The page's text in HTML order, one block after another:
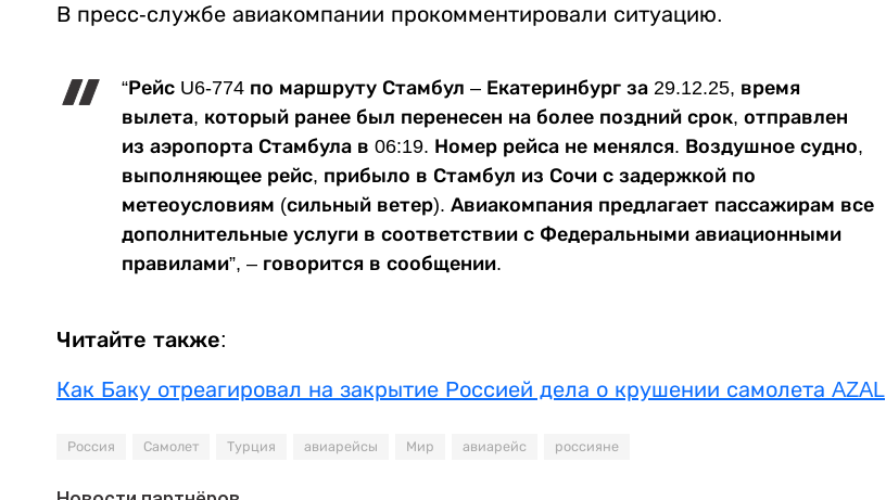
В пресс-службе авиакомпании прокомментировали ситуацию.
“Рейс U6-774 по маршруту Стамбул – Екатеринбург за 29.12.25, время
вылета, который ранее был перенесен на более поздний срок, отправлен
из аэропорта Стамбула в 06:19. Номер рейса не менялся. Воздушное судно,
выполняющее рейс, прибыло в Стамбул из Сочи с задержкой по
метеоусловиям (сильный ветер). Авиакомпания предлагает пассажирам все
дополнительные услуги в соответствии с Федеральными авиационными
правилами”, – говорится в сообщении.
Читайте также:
Как Баку отреагировал на закрытие Россией дела о крушении самолета AZAL
Россия Самолет Турция авиарейсы Мир авиарейс россияне